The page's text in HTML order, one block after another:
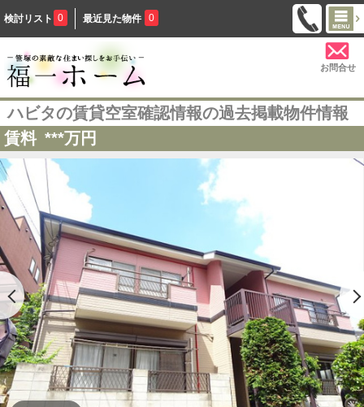
検討リスト 0 最近見た物件 0
お問合せ
ハビタの賃貸空室確認情報の過去掲載物件情報
賃料 ***万円